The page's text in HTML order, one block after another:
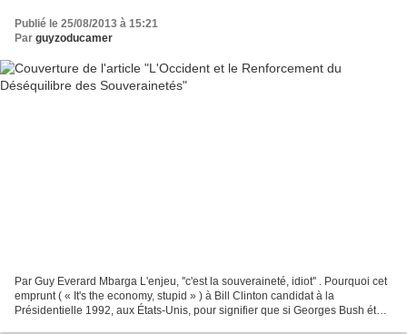
Publié le 25/08/2013 à 15:21
Par guyzoducamer
Par Guy Everard Mbarga L'enjeu, ''c'est la souveraineté, idiot'' . Pourquoi cet
emprunt ( « It's the economy, stupid » ) à Bill Clinton candidat à la
Présidentielle 1992, aux États-Unis, pour signifier que si Georges Bush était